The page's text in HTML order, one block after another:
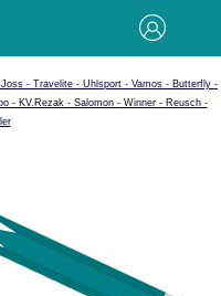
- Travelite - Uhlsport - Vamos - Butterfly -
- KV.Rezak - Salomon - Winner - Reusch -